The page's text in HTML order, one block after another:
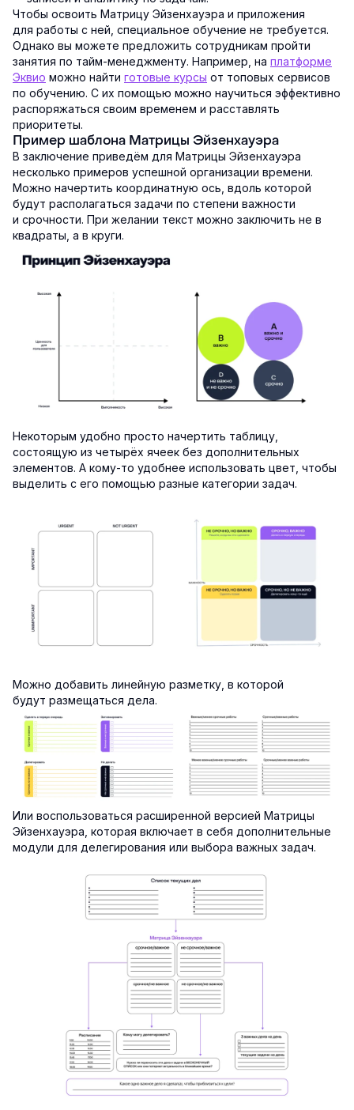
Чтобы освоить Матрицу Эйзенхауэра и приложения
для работы с ней, специальное обучение не требуется.
Однако вы можете предложить сотрудникам пройти
занятия по тайм-менеджменту. Например, на платформе
Эквио можно найти готовые курсы от топовых сервисов
по обучению. С их помощью можно научиться эффективно
распоряжаться своим временем и расставлять
приоритеты.
Пример шаблона Матрицы Эйзенхауэра
В заключение приведём для Матрицы Эйзенхауэра
несколько примеров успешной организации времени.
Можно начертить координатную ось, вдоль которой
будут располагаться задачи по степени важности
и срочности. При желании текст можно заключить не в
квадраты, а в круги.
Некоторым удобно просто начертить таблицу,
состоящую из четырёх ячеек без дополнительных
элементов. А кому-то удобнее использовать цвет, чтобы
выделить с его помощью разные категории задач.
Можно добавить линейную разметку, в которой
будут размещаться дела.
Или воспользоваться расширенной версией Матрицы
Эйзенхауэра, которая включает в себя дополнительные
модули для делегирования или выбора важных задач.